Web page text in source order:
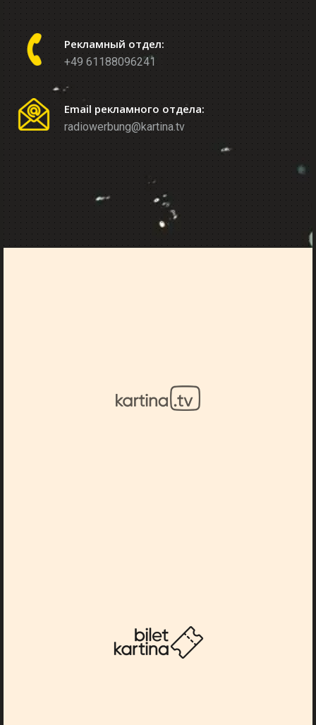
Рекламный отдел:
+49 61188096241
Email рекламного отдела:
radiowerbung@kartina.tv